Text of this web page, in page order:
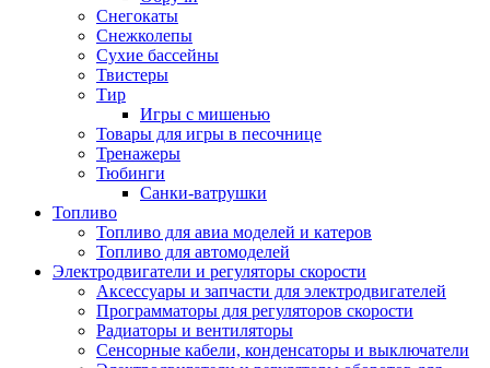
Снегокаты
Снежколепы
Сухие бассейны
Твистеры
Тир
Игры с мишенью
Товары для игры в песочнице
Тренажеры
Тюбинги
Санки-ватрушки
Топливо
Топливо для авиа моделей и катеров
Топливо для автомоделей
Электродвигатели и регуляторы скорости
Аксессуары и запчасти для электродвигателей
Программаторы для регуляторов скорости
Радиаторы и вентиляторы
Сенсорные кабели, конденсаторы и выключатели